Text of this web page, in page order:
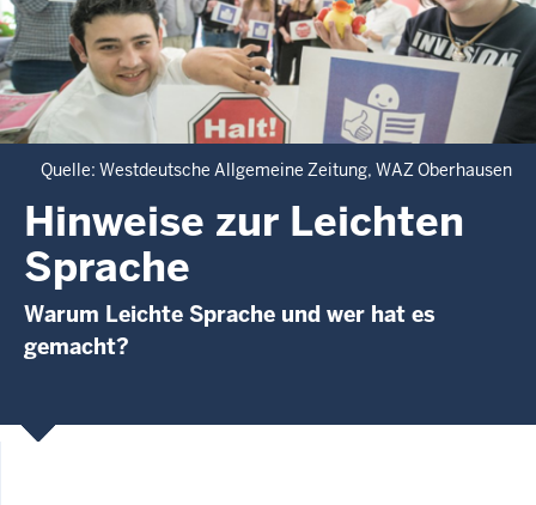
Quelle: Westdeutsche Allgemeine Zeitung, WAZ Oberhausen
Hinweise zur Leichten
Sprache
Warum Leichte Sprache und wer hat es
gemacht?